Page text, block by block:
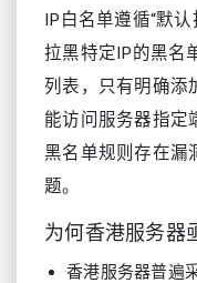
IP白名单遵循“默
拉黑特定IP的黑名
列表，只有明确添
能访问服务器指定
黑名单规则存在漏
题。
为何香港服务器
香港服务器普遍